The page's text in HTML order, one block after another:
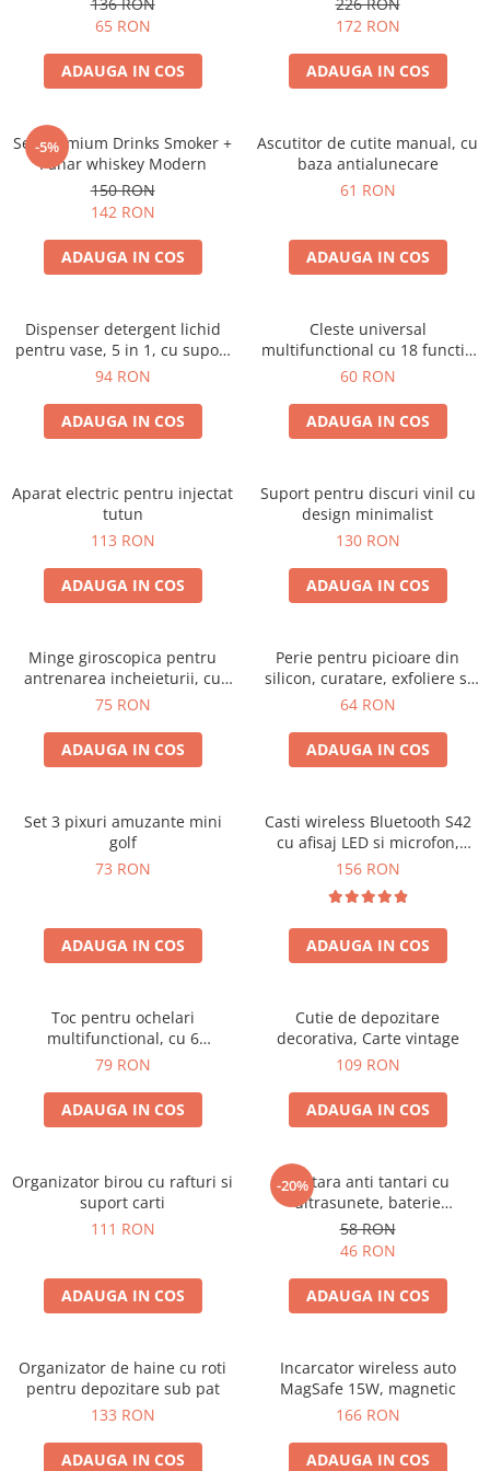
65 RON
ADAUGA IN COS
172 RON
ADAUGA IN COS
-5%
Set premium Drinks Smoker +
Pahar whiskey Modern
150 RON
142 RON
ADAUGA IN COS
Ascutitor de cutite manual, cu
baza antialunecare
61 RON
ADAUGA IN COS
Dispenser detergent lichid
pentru vase, 5 in 1, cu suport
burete si laveta, organizator
94 RON
ADAUGA IN COS
Cleste universal
multifunctional cu 18 functii,
pliabil
60 RON
ADAUGA IN COS
Aparat electric pentru injectat
tutun
113 RON
ADAUGA IN COS
Suport pentru discuri vinil cu
design minimalist
130 RON
ADAUGA IN COS
Minge giroscopica pentru
antrenarea incheieturii, cu
iluminare RGB
75 RON
ADAUGA IN COS
Perie pentru picioare din
silicon, curatare, exfoliere si
masaj
64 RON
ADAUGA IN COS
Set 3 pixuri amuzante mini
golf
73 RON
ADAUGA IN COS
Casti wireless Bluetooth S42
cu afisaj LED si microfon,
compatibile cu iOS si Android
156 RON
ADAUGA IN COS
Toc pentru ochelari
multifunctional, cu 6
compartimente
79 RON
ADAUGA IN COS
Cutie de depozitare
decorativa, Carte vintage
109 RON
ADAUGA IN COS
Organizator birou cu rafturi si
suport carti
111 RON
ADAUGA IN COS
-20%
Bratara anti tantari cu
ultrasunete, baterie
reincarcabila 90mAh
58 RON
46 RON
ADAUGA IN COS
Organizator de haine cu roti
pentru depozitare sub pat
133 RON
ADAUGA IN COS
Incarcator wireless auto
MagSafe 15W, magnetic
166 RON
ADAUGA IN COS